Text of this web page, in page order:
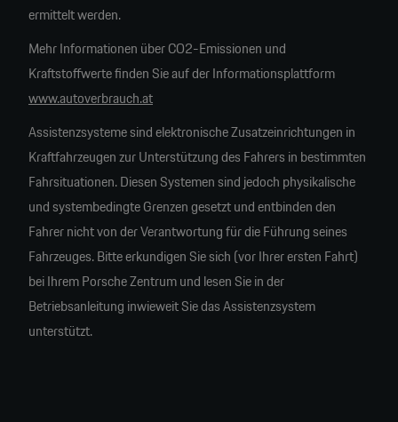
ermittelt werden.
Mehr Informationen über CO2-Emissionen und
Kraftstoffwerte finden Sie auf der Informationsplattform
www.autoverbrauch.at
Assistenzsysteme sind elektronische Zusatzeinrichtungen in
Kraftfahrzeugen zur Unterstützung des Fahrers in bestimmten
Fahrsituationen. Diesen Systemen sind jedoch physikalische
und systembedingte Grenzen gesetzt und entbinden den
Fahrer nicht von der Verantwortung für die Führung seines
Fahrzeuges. Bitte erkundigen Sie sich (vor Ihrer ersten Fahrt)
bei Ihrem Porsche Zentrum und lesen Sie in der
Betriebsanleitung inwieweit Sie das Assistenzsystem
unterstützt.